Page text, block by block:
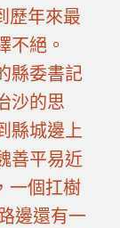
歷年來最
不絕。
縣委書記
沙的思
縣城邊上
善平易近
一個扛樹
邊還有一